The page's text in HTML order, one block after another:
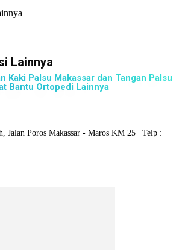
Lainnya
Kaki Palsu Makassar dan Tangan Palsu
Bantu Ortopedi Lainnya
Jalan Poros Makassar - Maros KM 25 | Telp :